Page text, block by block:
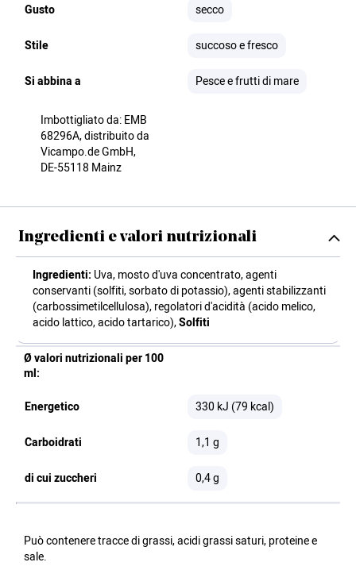
Gusto secco
Stile succoso e fresco
Si abbina a Pesce e frutti di mare
Imbottigliato da: EMB
68296A, distribuito da
Vicampo.de GmbH,
DE-55118 Mainz
Ingredienti e valori nutrizionali
Ingredienti: Uva, mosto d'uva concentrato, agenti
conservanti (solfiti, sorbato di potassio), agenti stabilizzanti
(carbossimetilcellulosa), regolatori d'acidità (acido melico,
acido lattico, acido tartarico),Solfiti
Ø valori nutrizionali per 100
ml:
Energetico
330 kJ (79 kcal)
Carboidrati 1,1 g
di cui zuccheri 0,4 g
Può contenere tracce di grassi, acidi grassi saturi, proteine e
sale.